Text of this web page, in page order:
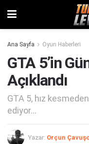
Ana Sayfa Oyun Haberleri
GTA 5’in
Açıklandı
GTA 5, hız
ediyor...
Yazar: Orçun